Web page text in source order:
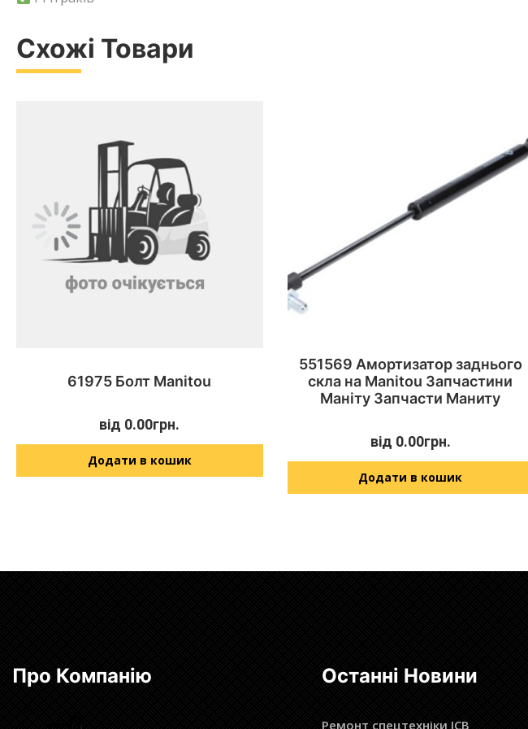
Схожі Товари
61975 Болт Manitou
від 0.00грн.
Додати в кошик
551569 Амортизатор заднього
скла на Manitou Запчастини
Маніту Запчасти Маниту
від 0.00грн.
Додати в кошик
Про Компанію Останні Новини
Ремонт спецтехніки JCB